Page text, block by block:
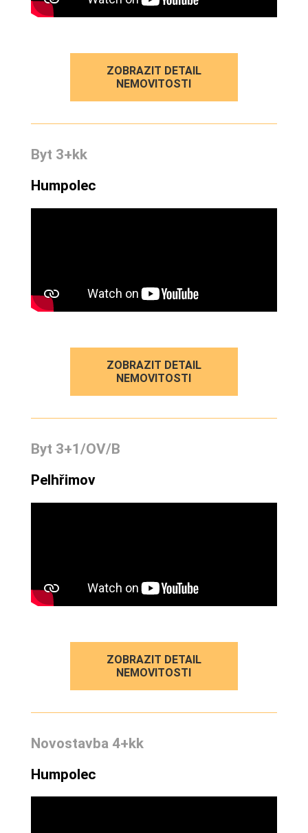
ZOBRAZIT DETAIL
NEMOVITOSTI
Byt 3+kk
Humpolec
ZOBRAZIT DETAIL
NEMOVITOSTI
Byt 3+1/OV/B
Pelhřimov
ZOBRAZIT DETAIL
NEMOVITOSTI
Novostavba 4+kk
Humpolec